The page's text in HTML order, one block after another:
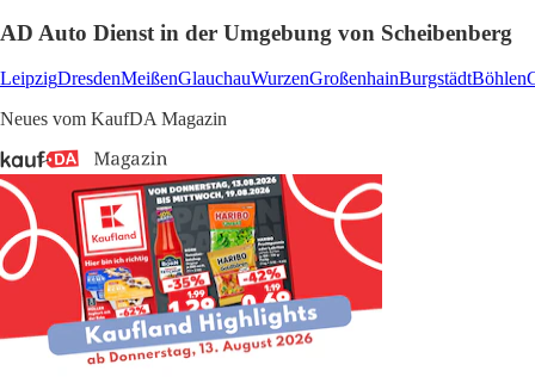
AD Auto Dienst in der Umgebung von Scheibenberg
LeipzigDresdenMeißenGlauchauWurzenGroßenhainBurgstädtBöhlen
Neues vom KaufDA Magazin